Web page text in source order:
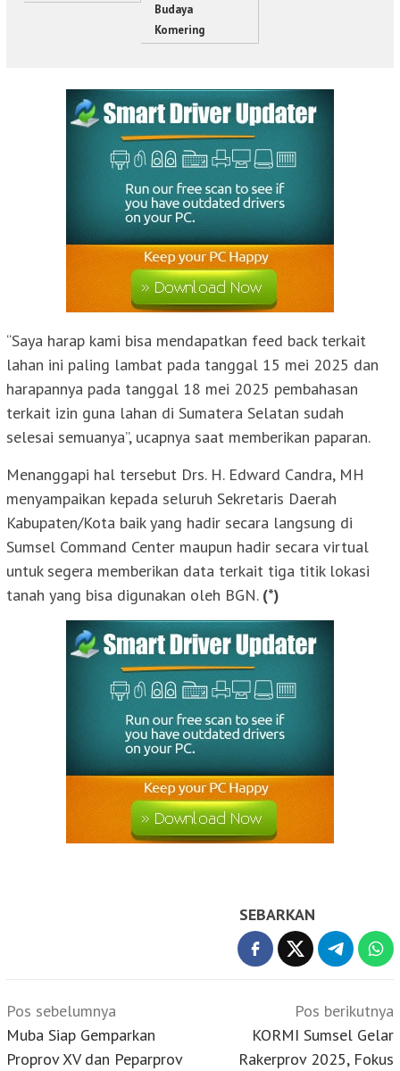
Budaya
Komering
“Saya harap kami bisa mendapatkan feed back terkait
lahan ini paling lambat pada tanggal 15 mei 2025 dan
harapannya pada tanggal 18 mei 2025 pembahasan
terkait izin guna lahan di Sumatera Selatan sudah
selesai semuanya”, ucapnya saat memberikan paparan.
Menanggapi hal tersebut Drs. H. Edward Candra, MH
menyampaikan kepada seluruh Sekretaris Daerah
Kabupaten/Kota baik yang hadir secara langsung di
Sumsel Command Center maupun hadir secara virtual
untuk segera memberikan data terkait tiga titik lokasi
tanah yang bisa digunakan oleh BGN. (*)
SEBARKAN
Navigasi
pos
Pos sebelumnya
Muba Siap Gemparkan
Proprov XV dan Peparprov
Pos berikutnya
KORMI Sumsel Gelar
Rakerprov 2025, Fokus